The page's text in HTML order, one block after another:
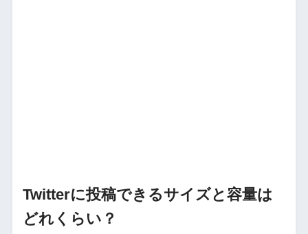
Twitterに投稿できるサイズと容量は
どれくらい？